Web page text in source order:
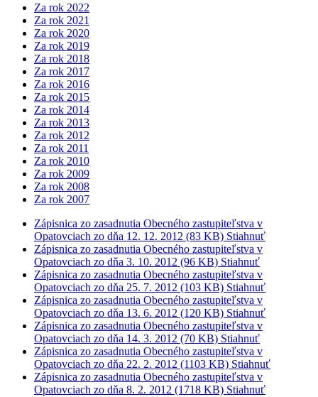
Za rok 2022
Za rok 2021
Za rok 2020
Za rok 2019
Za rok 2018
Za rok 2017
Za rok 2016
Za rok 2015
Za rok 2014
Za rok 2013
Za rok 2012
Za rok 2011
Za rok 2010
Za rok 2009
Za rok 2008
Za rok 2007
Zápisnica zo zasadnutia Obecného zastupiteľstva v
Opatovciach zo dňa 12. 12. 2012 (83 KB) Stiahnuť
Zápisnica zo zasadnutia Obecného zastupiteľstva v
Opatovciach zo dňa 3. 10. 2012 (96 KB) Stiahnuť
Zápisnica zo zasadnutia Obecného zastupiteľstva v
Opatovciach zo dňa 25. 7. 2012 (103 KB) Stiahnuť
Zápisnica zo zasadnutia Obecného zastupiteľstva v
Opatovciach zo dňa 13. 6. 2012 (120 KB) Stiahnuť
Zápisnica zo zasadnutia Obecného zastupiteľstva v
Opatovciach zo dňa 14. 3. 2012 (70 KB) Stiahnuť
Zápisnica zo zasadnutia Obecného zastupiteľstva v
Opatovciach zo dňa 22. 2. 2012 (1103 KB) Stiahnuť
Zápisnica zo zasadnutia Obecného zastupiteľstva v
Opatovciach zo dňa 8. 2. 2012 (1718 KB) Stiahnuť